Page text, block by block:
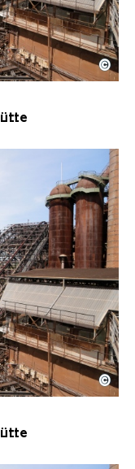
Hütte mit
Hütte | Karl
©
Hütte mit
Hütte | Karl
©